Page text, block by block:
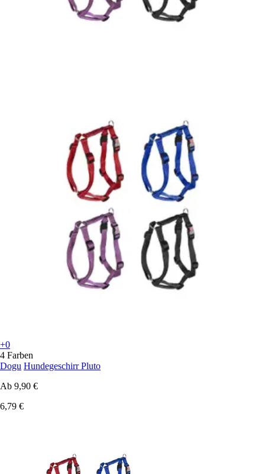
+0
4 Farben
Dogu Hundegeschirr Pluto
Ab 9,90 €
6,79 €